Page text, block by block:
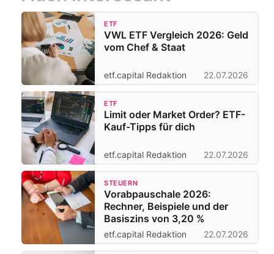
ETF
VWL ETF Vergleich 2026: Geld
vom Chef & Staat
etf.capital Redaktion 22.07.2026
ETF
Limit oder Market Order? ETF-
Kauf-Tipps für dich
etf.capital Redaktion 22.07.2026
STEUERN
Vorabpauschale 2026:
Rechner, Beispiele und der
Basiszins von 3,20 %
etf.capital Redaktion 22.07.2026